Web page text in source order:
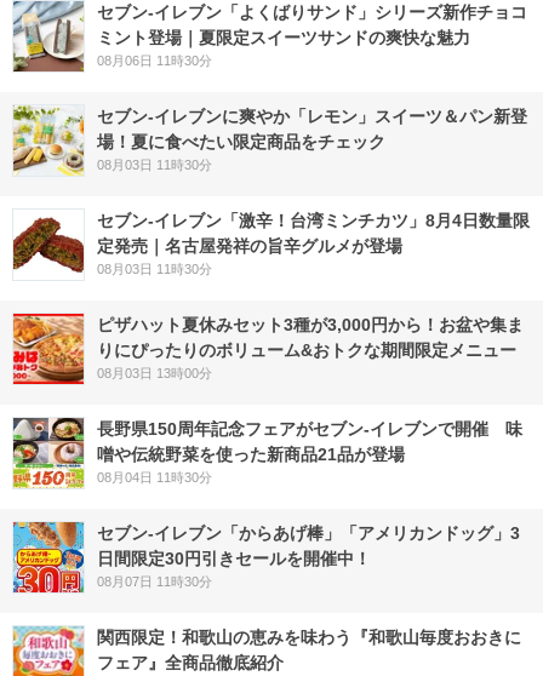
セブン‐イレブン「よくばりサンド」シリーズ新作チョコ
ミント登場｜夏限定スイーツサンドの爽快な魅力
08月06日 11時30分
セブン‐イレブンに爽やか「レモン」スイーツ＆パン新登
場！夏に食べたい限定商品をチェック
08月03日 11時30分
セブン-イレブン「激辛！台湾ミンチカツ」8月4日数量限
定発売｜名古屋発祥の旨辛グルメが登場
08月03日 11時30分
ピザハット夏休みセット3種が3,000円から！お盆や集ま
りにぴったりのボリューム&おトクな期間限定メニュー
08月03日 13時00分
長野県150周年記念フェアがセブン-イレブンで開催 味
噌や伝統野菜を使った新商品21品が登場
08月04日 11時30分
セブン‐イレブン「からあげ棒」「アメリカンドッグ」3
日間限定30円引きセールを開催中！
08月07日 11時30分
関西限定！和歌山の恵みを味わう『和歌山毎度おおきに
フェア』全商品徹底紹介